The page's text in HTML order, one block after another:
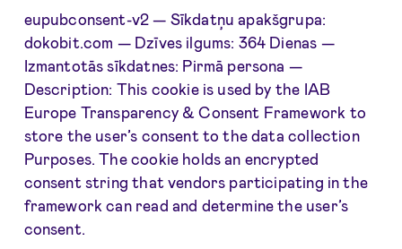
eupubconsent-v2 — Sīkdatņu apakšgrupa:
dokobit.com — Dzīves ilgums: 364 Dienas —
Izmantotās sīkdatnes: Pirmā persona —
Description: This cookie is used by the IAB
Europe Transparency & Consent Framework to
store the user’s consent to the data collection
Purposes. The cookie holds an encrypted
consent string that vendors participating in the
framework can read and determine the user’s
consent.